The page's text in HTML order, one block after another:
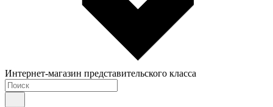
Интернет-магазин представительского класса